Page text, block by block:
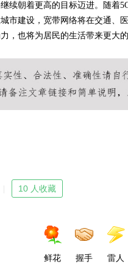
续朝着更高的目标迈进。随着
市建设，宽带网络将在交通、
，也将为居民的生活带来更大
10 人收藏
鲜花 握手 雷人